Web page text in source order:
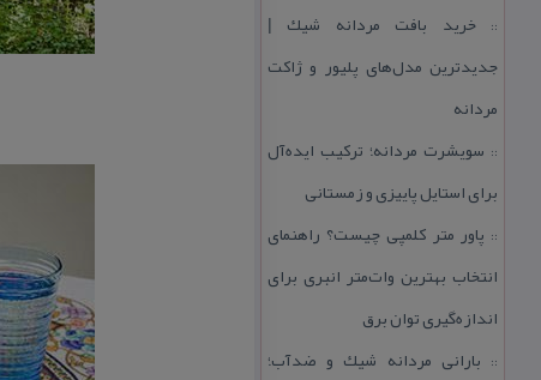
::خرید بافت مردانه شیك |
جدیدترین مدل‌های پلیور و ژاكت
مردانه
:: سویشرت مردانه؛ تركیب ایده‌آل
برای استایل پاییزی و زمستانی
:: پاور متر كلمپی چیست؟ راهنمای
انتخاب بهترین وات‌متر انبری برای
اندازه‌گیری توان برق
:: بارانی مردانه شیك و ضدآب؛